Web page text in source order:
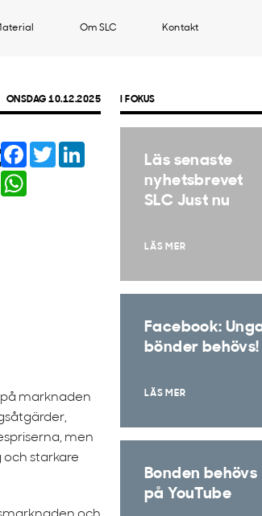
Om SLC Kontakt
ONSDAG 10.12.2025
Facebook
Twitter
på marknaden
men
och starkare
I FOKUS
Läs senaste
nyhetsbrevet
SLC Just nu
LÄS MER
Facebook:
bönder behövs!
LÄS MER
Bonden behövs
på YouTube